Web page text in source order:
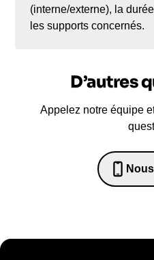
(interne/externe), la
les supports concernés.
D’autres
Appelez notre équipe